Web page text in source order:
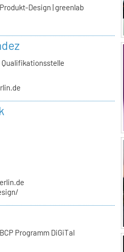
Design | greenlab
Programm DiGiTal